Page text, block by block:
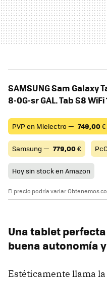
SAMSUNG Sam Galaxy
8-0G-sr GAL. Tab S8
PVP en Mielectro — 749,00€
Samsung — 779,00€
Hoy sin stock en Amazon
El precio podría variar. Obtenemos
Una tablet
buena autonomía
Estéticamente llama